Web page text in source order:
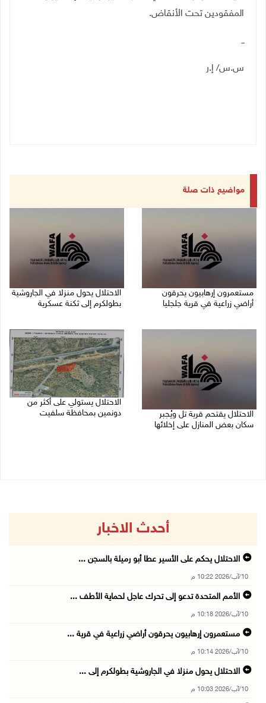
المفقودين تحت الأنقاض.
ــ
س.س/ إ.ر
مواضيع ذات صلة
مستعمرون إرهابيون يحرقون
أراضي زراعية في قرية جلجليا
الاحتلال يحول منزلا في الجاروشية
بطولكرم إلى ثكنة عسكرية
الاحتلال يقتحم قرية تل ويُجبر
سكان بعض المنازل على إخلائها
الاحتلال يستولي على أكثر من
دونمين بمحافظة سلفيت
أحدث الاخبار
الاحتلال يحكم على الأسير عطا أبو رميلة بالسجن ...
10/آب/2026 10:22 م
الأمم المتحدة تدعو إلى تحرك عاجل لحماية الأطف ...
10/آب/2026 10:18 م
مستعمرون إرهابيون يحرقون أراضي زراعية في قرية ...
10/آب/2026 10:14 م
الاحتلال يحول منزلا في الجاروشية بطولكرم إلى ...
10/آب/2026 10:03 م